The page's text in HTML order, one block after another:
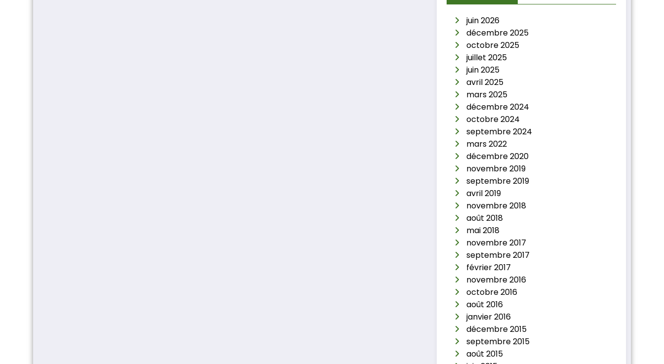
juin 2026
décembre 2025
octobre 2025
juillet 2025
juin 2025
avril 2025
mars 2025
décembre 2024
octobre 2024
septembre 2024
mars 2022
décembre 2020
novembre 2019
septembre 2019
avril 2019
novembre 2018
août 2018
mai 2018
novembre 2017
septembre 2017
février 2017
novembre 2016
octobre 2016
août 2016
janvier 2016
décembre 2015
septembre 2015
août 2015